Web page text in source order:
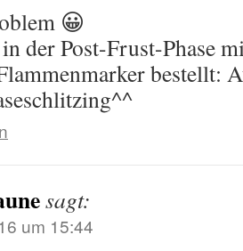
😀
der Post-Frust-Phase
bestellt:
sagt:
um 15:44